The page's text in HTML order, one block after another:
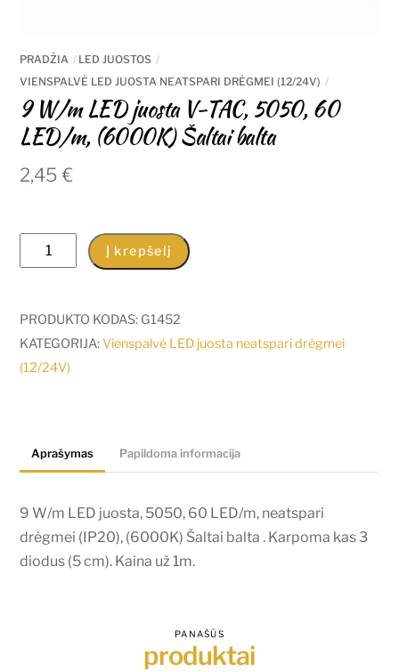
PRADŽIA
LED JUOSTOS
VIENSPALVĖ LED JUOSTA NEATSPARI DRĖGMEI (12/24V)
9 W/m LED juosta V-TAC, 5050, 60
LED/m, (6000K) Šaltai balta
2,45€
produkto
kiekis:
W/m
LED
juosta
60
(6000K)
Šaltai
balta
Į krepšelį
PRODUKTO KODAS: G1452
KATEGORIJA:Vienspalvė LED juosta neatspari drėgmei
(12/24V)
Aprašymas Papildoma informacija
9 W/m LED juosta, 5050, 60 LED/m, neatspari
drėgmei (IP20), (6000K) Šaltai balta . Karpoma kas 3
diodus (5 cm). Kaina už 1m.
PANAŠŪS
produktai